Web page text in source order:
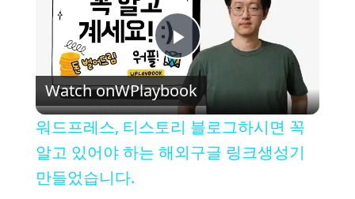
P
l
a
Watch onWPlaybook
워드프레스, 티스토리 블로그하시면 꼭
알고 있어야 하는 해외구글 링크생성기
만들었습니다.